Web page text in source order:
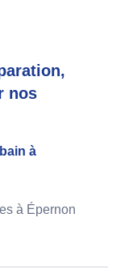
nos
à
à Épernon